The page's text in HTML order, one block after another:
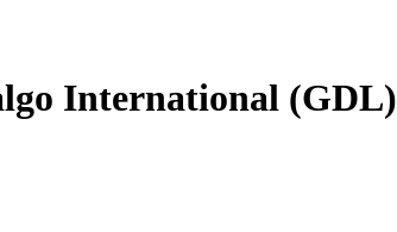
International (GDL)